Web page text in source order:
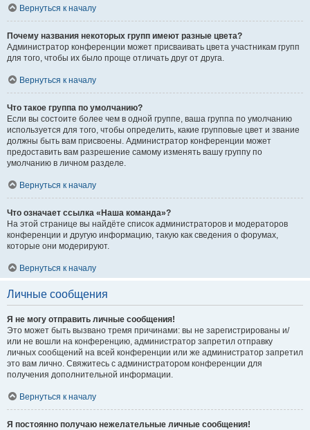
Вернуться к началу
Почему названия некоторых групп имеют разные цвета?
Администратор конференции может присваивать цвета участникам групп
для того, чтобы их было проще отличать друг от друга.
Вернуться к началу
Что такое группа по умолчанию?
Если вы состоите более чем в одной группе, ваша группа по умолчанию
используется для того, чтобы определить, какие групповые цвет и звание
должны быть вам присвоены. Администратор конференции может
предоставить вам разрешение самому изменять вашу группу по
умолчанию в личном разделе.
Вернуться к началу
Что означает ссылка «Наша команда»?
На этой странице вы найдёте список администраторов и модераторов
конференции и другую информацию, такую как сведения о форумах,
которые они модерируют.
Вернуться к началу
Личные сообщения
Я не могу отправить личные сообщения!
Это может быть вызвано тремя причинами: вы не зарегистрированы и/
или не вошли на конференцию, администратор запретил отправку
личных сообщений на всей конференции или же администратор запретил
это вам лично. Свяжитесь с администратором конференции для
получения дополнительной информации.
Вернуться к началу
Я постоянно получаю нежелательные личные сообщения!